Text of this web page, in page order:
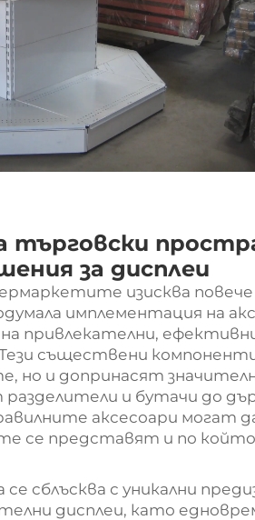
търговски
за дисплеи
изисква
имплементация на
на привлекателни,
съществени
но и допринасят
разделители и бутачи до
аксесоари могат
се представят и по
сблъсква с уникални
дисплеи, като